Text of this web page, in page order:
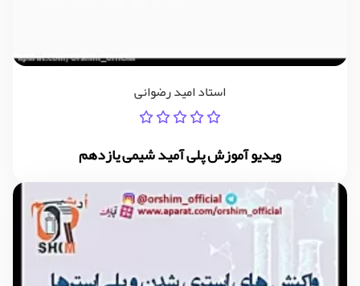
استاد امید رضوانی
ویدیو آموزش پلی آمید شیمی یازدهم